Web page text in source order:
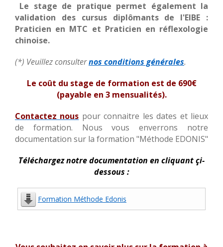
Le stage de pratique permet également la
validation des cursus diplômants de l'EIBE :
Praticien en MTC et Praticien en réflexologie
chinoise.
(*) Veuillez consulternos conditions générales.
Le coût du stage de formation est de 690€
(payable en 3 mensualités).
Contactez nous pour connaitre les dates et lieux
de formation. Nous vous enverrons notre
documentation sur la formation "Méthode EDONIS"
Téléchargez notre documentation en cliquant çi-
dessous :
Formation Méthode Edonis